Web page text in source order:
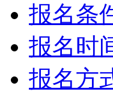
报名条
报名时
报名方